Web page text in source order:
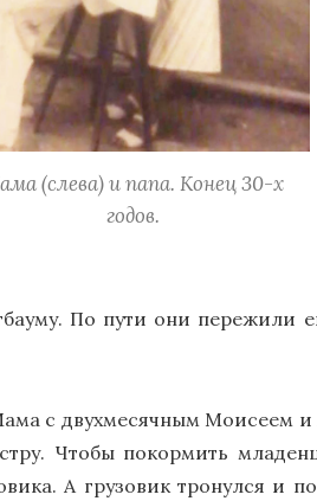
(слева) и папа. Конец 30-х
годов.
По пути они пережили
с двухмесячным Моисеем и
Чтобы покормить
А грузовик тронулся и